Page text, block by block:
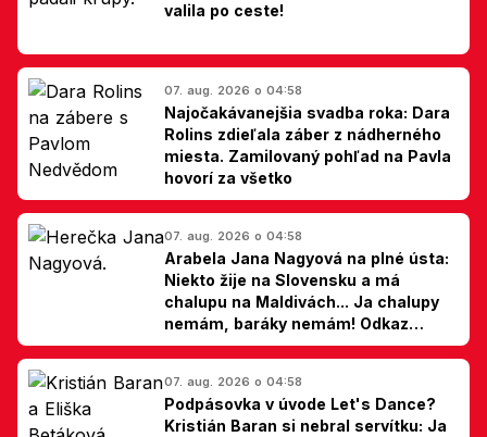
valila po ceste!
07. aug. 2026 o 04:58
Najočakávanejšia svadba roka: Dara
Rolins zdieľala záber z nádherného
miesta. Zamilovaný pohľad na Pavla
hovorí za všetko
07. aug. 2026 o 04:58
Arabela Jana Nagyová na plné ústa:
Niekto žije na Slovensku a má
chalupu na Maldivách... Ja chalupy
nemám, baráky nemám! Odkaz
Slovákom
07. aug. 2026 o 04:58
Podpásovka v úvode Let's Dance?
Kristián Baran si nebral servítku: Ja